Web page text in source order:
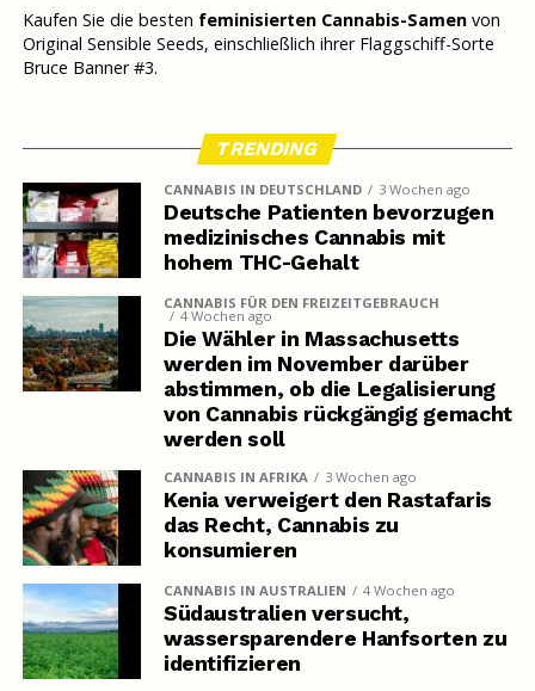
Kaufen Sie die besten feminisierten Cannabis-Samenvon
Original Sensible Seeds, einschließlich ihrer Flaggschiff-Sorte
Bruce Banner #3.
TRENDING
CANNABIS IN DEUTSCHLAND 3 Wochen ago
Deutsche Patienten bevorzugen
medizinisches Cannabis mit
hohem THC-Gehalt
CANNABIS FÜR DEN FREIZEITGEBRAUCH
4 Wochen ago
Die Wähler in Massachusetts
werden im November darüber
abstimmen, ob die Legalisierung
von Cannabis rückgängig gemacht
werden soll
CANNABIS IN AFRIKA 3 Wochen ago
Kenia verweigert den Rastafaris
das Recht, Cannabis zu
konsumieren
CANNABIS IN AUSTRALIEN 4 Wochen ago
Südaustralien versucht,
wassersparendere Hanfsorten zu
identifizieren